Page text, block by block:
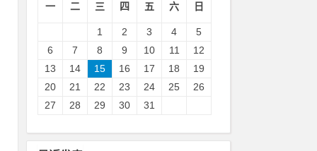
一 二 三 四 五 六 日
1 2 3 4
5
6
7 8 9 10 11
12
13
14 15 16 17 18
19
20
21 22 23 24 25
26
27
28 29 30 31